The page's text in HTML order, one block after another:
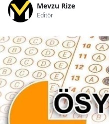
Mevzu Rize
Editör